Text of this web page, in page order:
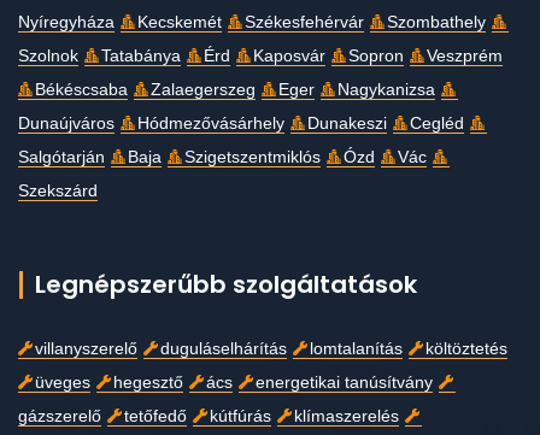
Nyíregyháza
Kecskemét Székesfehérvár
Szombathely
Szolnok
Tatabánya Érd Kaposvár Sopron
Veszprém
Békéscsaba
Zalaegerszeg Eger
Nagykanizsa
Dunaújváros
Hódmezővásárhely Dunakeszi
Cegléd
Salgótarján
Baja Szigetszentmiklós Ózd
Vác
Szekszárd
Legnépszerűbb szolgáltatások
villanyszerelő duguláselhárítás lomtalanítás
költöztetés
üveges
hegesztő ács
energetikai tanúsítvány
gázszerelő
tetőfedő kútfúrás
klímaszerelés